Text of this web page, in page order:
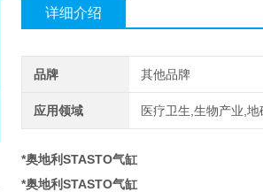
详细介绍
品牌 其他品牌
应用领域 医疗卫生,生物产业,
*奥地利STASTO气缸
*奥地利STASTO气缸